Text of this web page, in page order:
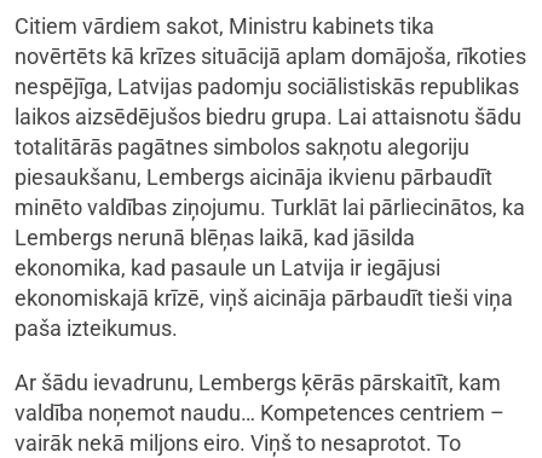
Citiem vārdiem sakot, Ministru kabinets tika
novērtēts kā krīzes situācijā aplam domājoša, rīkoties
nespējīga, Latvijas padomju sociālistiskās republikas
laikos aizsēdējušos biedru grupa. Lai attaisnotu šādu
totalitārās pagātnes simbolos sakņotu alegoriju
piesaukšanu, Lembergs aicināja ikvienu pārbaudīt
minēto valdības ziņojumu. Turklāt lai pārliecinātos, ka
Lembergs nerunā blēņas laikā, kad jāsilda
ekonomika, kad pasaule un Latvija ir iegājusi
ekonomiskajā krīzē, viņš aicināja pārbaudīt tieši viņa
paša izteikumus.
Ar šādu ievadrunu, Lembergs ķērās pārskaitīt, kam
valdība noņemot naudu… Kompetences centriem –
vairāk nekā miljons eiro. Viņš to nesaprotot. To